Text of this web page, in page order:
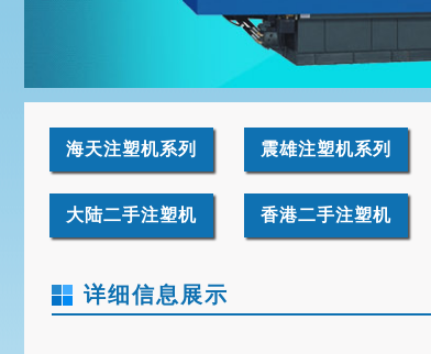
海天注塑机系列 震雄注塑机系列
大陆二手注塑机 香港二手注塑机
详细信息展示